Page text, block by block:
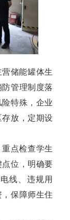
储能罐体生
管理制度落
特殊，企业
放，定期设
点检查学生
位，明确要
线、违规用
保障师生住